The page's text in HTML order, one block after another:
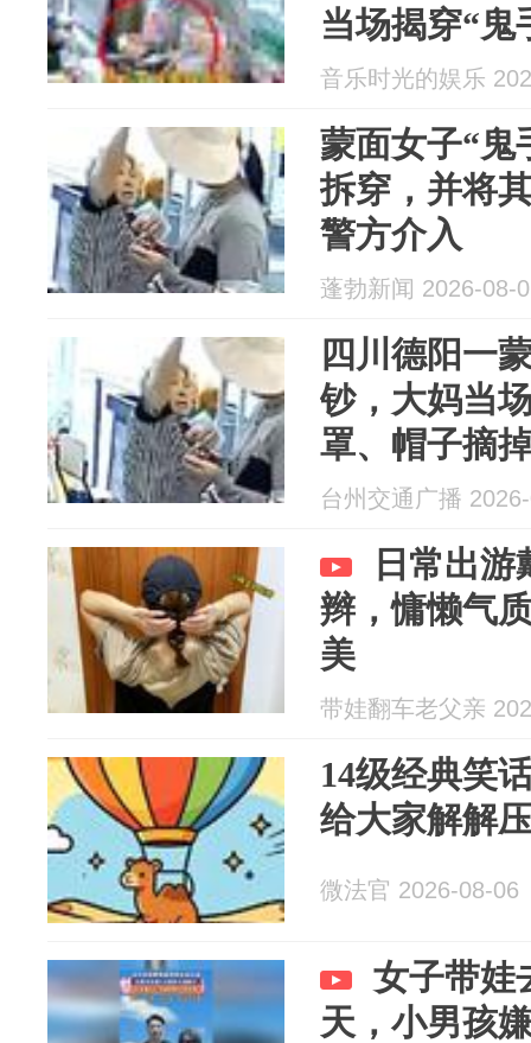
当场揭穿“鬼
音乐时光的娱乐
蒙面女子“鬼
拆穿，并将
警方介入
蓬勃新闻 2026-08-
四川德阳一
钞，大妈当
罩、帽子摘
台州交通广播
日常出
辫，慵懒气
美
带娃翻车老父亲
14级经典笑
给大家解解
微法官 2026-08-06
女子带娃
天，小男孩